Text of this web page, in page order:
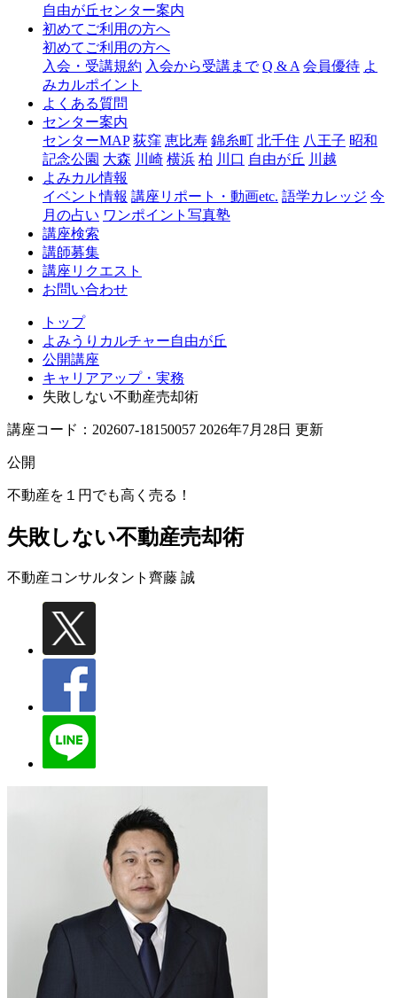
ャ
由
丘
自由が丘センター案内
初めてご利用の方へ
初めてご利用の方へ
入会・受講規約 入会から受講まで Q & A 会員優待 よ
みカルポイント
よくある質問
センター案内
センターMAP 荻窪 恵比寿 錦糸町 北千住 八王子 昭和
記念公園 大森 川崎 横浜 柏 川口 自由が丘 川越
よみカル情報
イベント情報 講座リポート・動画etc. 語学カレッジ 今
月の占い ワンポイント写真塾
講座検索
講師募集
講座リクエスト
お問い合わせ
トップ
よみうりカルチャー自由が丘
公開講座
キャリアアップ・実務
失敗しない不動産売却術
講座コード：202607-18150057 2026年7月28日 更新
公開
不動産を１円でも高く売る！
失敗しない不動産売却術
不動産コンサルタント 齊藤 誠